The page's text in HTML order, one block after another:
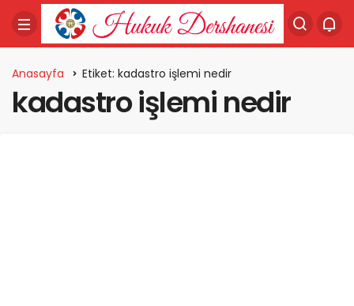
Anasayfa Etiket: kadastro işlemi nedir
kadastro işlemi nedir